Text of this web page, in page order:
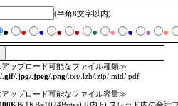
(半角8文字以内)
● ● ● ● ● ● ● ● ● ●
ップロード可能なファイル種類≫
.gif/.jpg/.jpeg/.png/.txt/.lzh/.zip/.mid/.pdf
ップロード可能なファイル容量≫